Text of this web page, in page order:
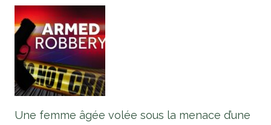
Une femme âgée volée sous la menace d’une